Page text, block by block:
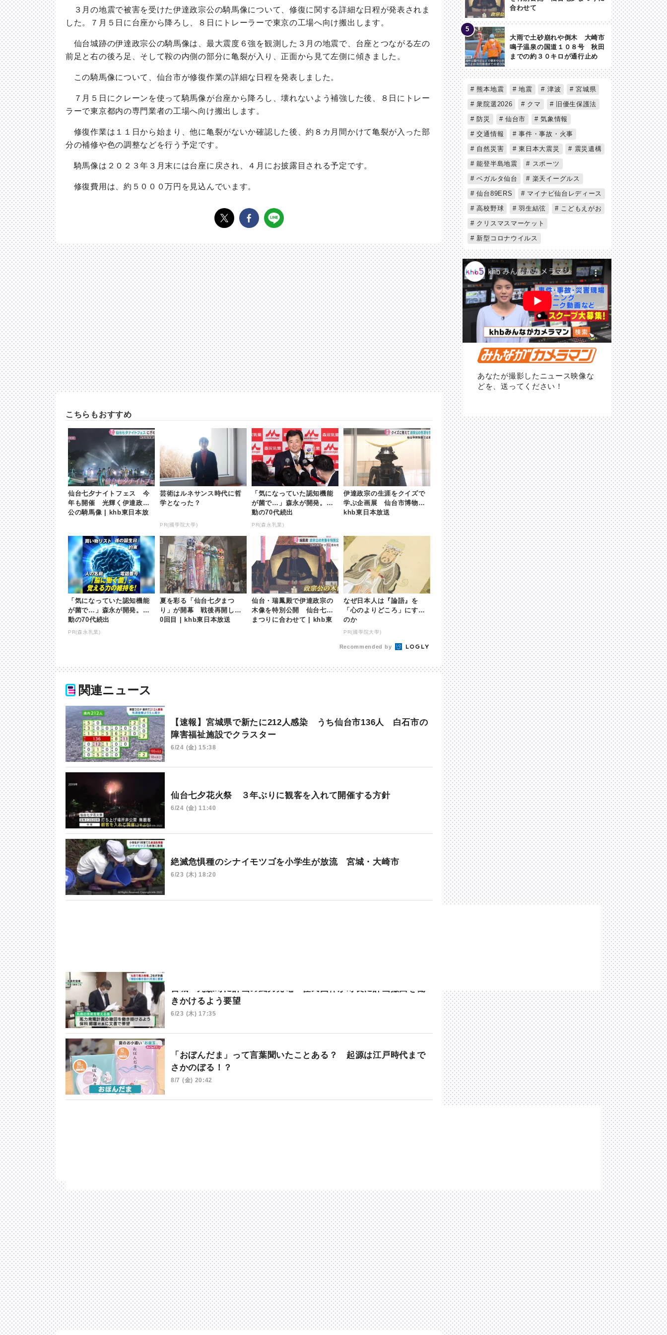
３月の地震で被害を受けた伊達政宗公の騎馬像について、修復に関する詳細な日程が発表されま
した。７月５日に台座から降ろし、８日にトレーラーで東京の工場へ向け搬出します。
仙台城跡の伊達政宗公の騎馬像は、最大震度６強を観測した３月の地震で、台座とつながる左の
前足と右の後ろ足、そして鞍の内側の部分に亀裂が入り、正面から見て左側に傾きました。
この騎馬像について、仙台市が修復作業の詳細な日程を発表しました。
７月５日にクレーンを使って騎馬像が台座から降ろし、壊れないよう補強した後、８日にトレー
ラーで東京都内の専門業者の工場へ向け搬出します。
修復作業は１１日から始まり、他に亀裂がないか確認した後、約８カ月間かけて亀裂が入った部
分の補修や色の調整などを行う予定です。
騎馬像は２０２３年３月末には台座に戻され、４月にお披露目される予定です。
修復費用は、約５０００万円を見込んでいます。
こちらもおすすめ
仙台七夕ナイトフェス 今
年も開催 光輝く伊達政宗
公の騎馬像 | khb東日本放
芸術はルネサンス時代に哲
学となった？
PR(國學院大學)
「気になっていた認知機能
が菌で…」森永が開発。感
動の70代続出
PR(森永乳業)
伊達政宗の生涯をクイズで
学ぶ企画展 仙台市博物館 |
khb東日本放送
「気になっていた認知機能
が菌で…」森永が開発。感
動の70代続出
PR(森永乳業)
夏を彩る「仙台七夕まつ
り」が開幕 戦後再開して8
0回目 | khb東日本放送
仙台・瑞鳳殿で伊達政宗の
木像を特別公開 仙台七夕
まつりに合わせて | khb東
なぜ日本人は『論語』を
「心のよりどころ」にする
のか
PR(國學院大學)
Recommended by
関連ニュース
【速報】宮城県で新たに212人感染 うち仙台市136人 白石市の
障害福祉施設でクラスター
6/24 (金) 15:38
仙台七夕花火祭 ３年ぶりに観客を入れて開催する方針
6/24 (金) 11:40
絶滅危惧種のシナイモツゴを小学生が放流 宮城・大崎市
6/23 (木) 18:20
宮城・丸森町に計画の風力発電 住民団体が町長に計画撤回を働
きかけるよう要望
6/23 (木) 17:35
「おぼんだま」って言葉聞いたことある？ 起源は江戸時代まで
さかのぼる！？
8/7 (金) 20:42
合わせて
大雨で土砂崩れや倒木 大崎市
鳴子温泉の国道１０８号 秋田
までの約３０キロが通行止め
熊本地震 地震 津波
宮城県
衆院選2026
クマ
旧優生保護法
防災
仙台市
気象情報
交通情報
事件・事故・火事
自然災害
東日本大震災
震災遺構
能登半島地震
スポーツ
ベガルタ仙台
楽天イーグルス
仙台89ERS
マイナビ仙台レディース
高校野球
羽生結弦
こどもえがお
クリスマスマーケット
新型コロナウイルス
あなたが撮影したニュース映像な
どを、送ってください！